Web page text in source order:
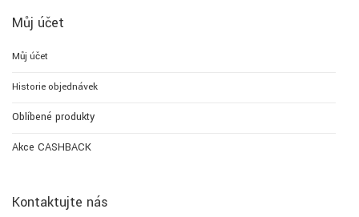
Můj účet
Můj účet
Historie objednávek
Oblíbené produkty
Akce CASHBACK
Kontaktujte nás